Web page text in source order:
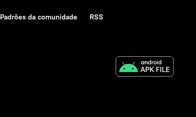
Padrões da comunidade
RSS